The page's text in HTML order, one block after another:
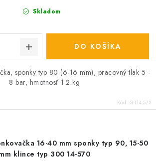
Skladom
DO KOŠÍKA
sponky typ 80 (6-16 mm), pracovný tlak 5 -
8 bar, hmotnosť 1.2 kg
Kód: GT14-572
16-40 mm sponky typ 90, 15-50
klince typ 300 14-570